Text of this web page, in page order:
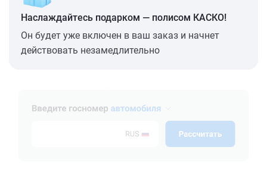
Наслаждайтесь подарком — полисом КАСКО!
Он будет уже включен в ваш заказ и начнет
действовать незамедлительно